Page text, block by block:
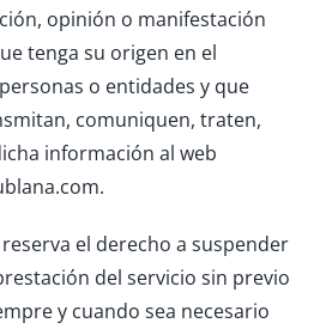
opinión o manifestación
tenga su origen en el
o entidades y que
comuniquen, traten,
información al web
el derecho a suspender
del servicio sin previo
y cuando sea necesario